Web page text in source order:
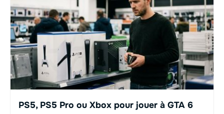
PS5, PS5 Pro ou Xbox pour jouer à GTA 6